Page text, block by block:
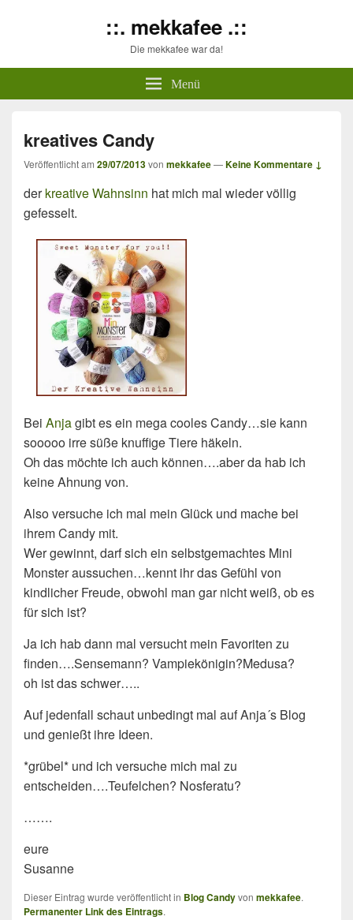
::. mekkafee .::
Die mekkafee war da!
Menü
kreatives Candy
Veröffentlicht am 29/07/2013von mekkafee—Keine Kommentare ↓
derkreative Wahnsinn hat mich mal wieder völlig
gefesselt.
Bei Anjagibt es ein mega cooles Candy…sie kann
sooooo irre süße knuffige Tiere häkeln.
Oh das möchte ich auch können….aber da hab ich
keine Ahnung von.
Also versuche ich mal mein Glück und mache bei
ihrem Candy mit.
Wer gewinnt, darf sich ein selbstgemachtes Mini
Monster aussuchen…kennt ihr das Gefühl von
kindlicher Freude, obwohl man gar nicht weiß, ob es
für sich ist?
Ja ich hab dann mal versucht mein Favoriten zu
finden….Sensemann? Vampiekönigin?Medusa?
oh ist das schwer…..
Auf jedenfall schaut unbedingt mal auf Anja´s Blog
und genießt ihre Ideen.
*grübel* und ich versuche mich mal zu
entscheiden….Teufelchen? Nosferatu?
…….
eure
Susanne
Dieser Eintrag wurde veröffentlicht in Blog Candyvon mekkafee.
Permanenter Link des Eintrags.